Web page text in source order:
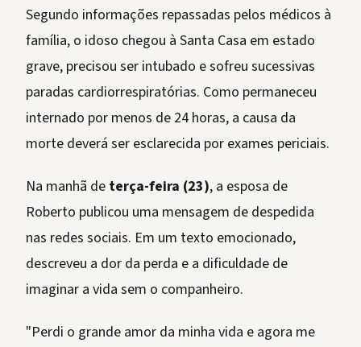
Segundo informações repassadas pelos médicos à
família, o idoso chegou à Santa Casa em estado
grave, precisou ser intubado e sofreu sucessivas
paradas cardiorrespiratórias. Como permaneceu
internado por menos de 24 horas, a causa da
morte deverá ser esclarecida por exames periciais.
Na manhã de terça-feira (23), a esposa de
Roberto publicou uma mensagem de despedida
nas redes sociais. Em um texto emocionado,
descreveu a dor da perda e a dificuldade de
imaginar a vida sem o companheiro.
"Perdi o grande amor da minha vida e agora me